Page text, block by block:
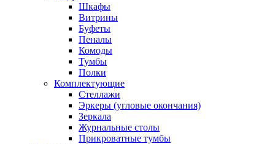
Шкафы
Витрины
Буфеты
Пеналы
Комоды
Тумбы
Полки
Комплектующие
Стеллажи
Эркеры (угловые окончания)
Зеркала
Журнальные столы
Прикроватные тумбы